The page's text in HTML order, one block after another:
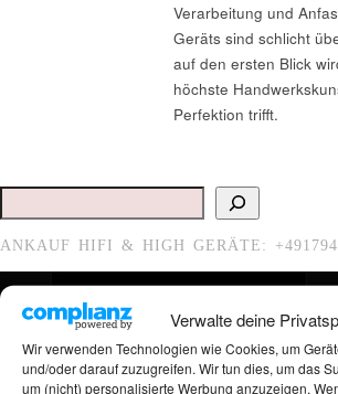
Verwalte deine
Wir verwenden Technologien wie Cookies, um
und/oder darauf zuzugreifen. Wir tun dies, um das
um (nicht) personalisierte Werbung anzuzeigen.
Verarbeitung und
Geräts sind schlicht
auf den ersten Blick
höchste
Perfektion trifft.
Suchen
ANKAUF HIFI & HIGH GERÄTE: